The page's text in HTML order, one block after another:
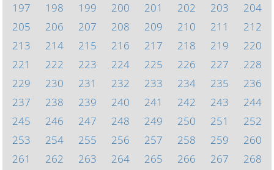
197
198 199 200 201 202 203
204
205
206 207 208 209 210 211
212
213
214 215 216 217 218 219
220
221
222 223 224 225 226 227
228
229
230 231 232 233 234 235
236
237
238 239 240 241 242 243
244
245
246 247 248 249 250 251
252
253
254 255 256 257 258 259
260
261
262 263 264 265 266 267
268